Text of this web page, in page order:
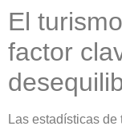
El
factor
Las estadísticas